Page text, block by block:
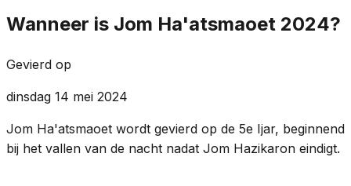
Wanneer is Jom Ha'atsmaoet 2024?
Gevierd op
dinsdag 14 mei 2024
Jom Ha'atsmaoet wordt gevierd op de 5e Ijar, beginnend
bij het vallen van de nacht nadat Jom Hazikaron eindigt.